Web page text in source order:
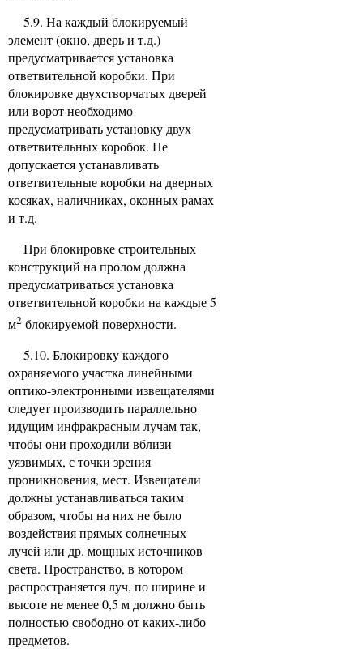
5.9. На каждый блокируемый
элемент (окно, дверь и т.д.)
предусматривается установка
ответвительной коробки. При
блокировке двухстворчатых дверей
или ворот необходимо
предусматривать установку двух
ответвительных коробок. Не
допускается устанавливать
ответвительные коробки на дверных
косяках, наличниках, оконных рамах
и т.д.
При блокировке строительных
конструкций на пролом должна
предусматриваться установка
ответвительной коробки на каждые 5
м2 блокируемой поверхности.
5.10. Блокировку каждого
охраняемого участка линейными
оптико-электронными извещателями
следует производить параллельно
идущим инфракрасным лучам так,
чтобы они проходили вблизи
уязвимых, с точки зрения
проникновения, мест. Извещатели
должны устанавливаться таким
образом, чтобы на них не было
воздействия прямых солнечных
лучей или др. мощных источников
света. Пространство, в котором
распространяется луч, по ширине и
высоте не менее 0,5 м должно быть
полностью свободно от каких-либо
предметов.